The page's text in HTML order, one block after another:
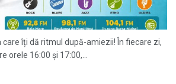
care îți dă ritmul după-amiezii! În fiecare zi,
orele 16:00 și 17:00,...